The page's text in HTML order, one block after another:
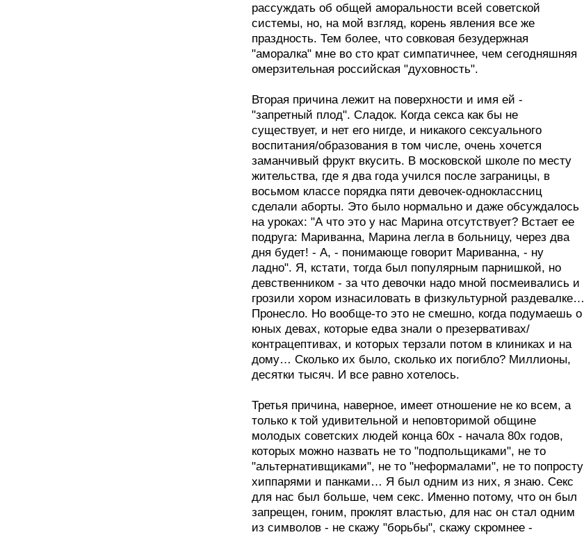
рассуждать об общей аморальности всей советской
системы, но, на мой взгляд, корень явления все же
праздность. Тем более, что совковая безудержная
"аморалка" мне во сто крат симпатичнее, чем сегодняшняя
омерзительная российская "духовность".
Вторая причина лежит на поверхности и имя ей -
"запретный плод". Сладок. Когда секса как бы не
существует, и нет его нигде, и никакого сексуального
воспитания/образования в том числе, очень хочется
заманчивый фрукт вкусить. В московской школе по месту
жительства, где я два года учился после заграницы, в
восьмом классе порядка пяти девочек-одноклассниц
сделали аборты. Это было нормально и даже обсуждалось
на уроках: "А что это у нас Марина отсутствует? Встает ее
подруга: Мариванна, Марина легла в больницу, через два
дня будет! - А, - понимающе говорит Мариванна, - ну
ладно". Я, кстати, тогда был популярным парнишкой, но
девственником - за что девочки надо мной посмеивались и
грозили хором изнасиловать в физкультурной раздевалке…
Пронесло. Но вообще-то это не смешно, когда подумаешь о
юных девах, которые едва знали о презервативах/
контрацептивах, и которых терзали потом в клиниках и на
дому… Сколько их было, сколько их погибло? Миллионы,
десятки тысяч. И все равно хотелось.
Третья причина, наверное, имеет отношение не ко всем, а
только к той удивительной и неповторимой общине
молодых советских людей конца 60х - начала 80х годов,
которых можно назвать не то "подпольщиками", не то
"альтернативщиками", не то "неформалами", не то попросту
хиппарями и панками… Я был одним из них, я знаю. Секс
для нас был больше, чем секс. Именно потому, что он был
запрещен, гоним, проклят властью, для нас он стал одним
из символов - не скажу "борьбы", скажу скромнее -